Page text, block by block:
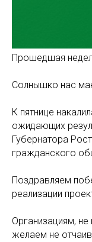
Прошедшая
Солнышко нас
К пятнице
ожидающих
Губернатора
гражданского
Поздравляем
реализации
Организациям,
желаем не